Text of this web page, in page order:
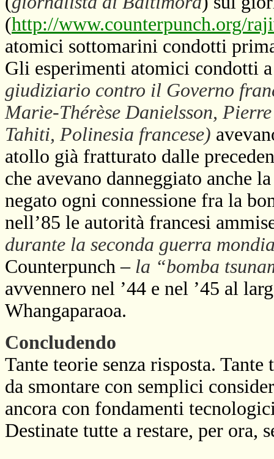
(http://www.counterpunch.org/
atomici sottomarini condotti
Gli esperimenti atomici condotti
giudiziario contro il Governo
Marie-Thérèse Danielsson,
Tahiti, Polinesia francese)
atollo già fratturato dalle
che avevano danneggiato anche
negato ogni connessione fra la
nell’85 le autorità francesi
durante la seconda guerra
Counterpunch – la “bomba
avvennero nel ’44 e nel ’45 al
Whangaparaoa.
Concludendo
Tante teorie senza risposta.
da smontare con semplici
ancora con fondamenti
Destinate tutte a restare, per ora,